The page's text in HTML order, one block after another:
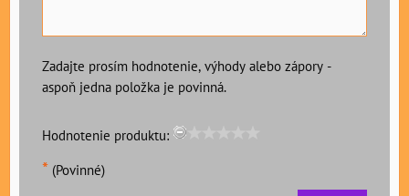
Zadajte prosím hodnotenie, výhody alebo zápory -
aspoň jedna položka je povinná.
Hodnotenie produktu:
* (Povinné)